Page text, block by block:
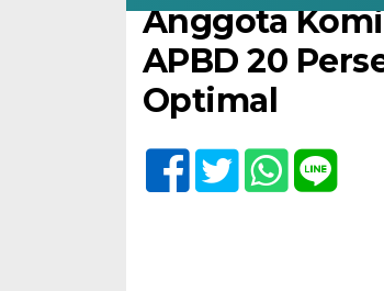
Anggota
APBD 20
Optimal